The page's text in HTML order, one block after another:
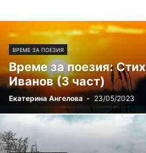
ВРЕМЕ ЗА ПОЕЗИЯ
Време за поезия:
Иванов (3 част)
Екатерина Ангелова - 23/05/2023